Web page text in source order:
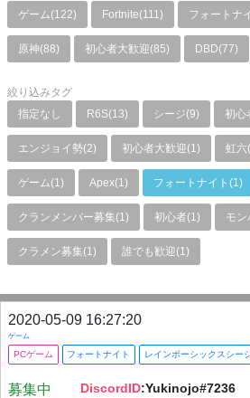
ゲーム(122) Fortnite(111) フォートナ
原神(88) 初心者大歓迎(85) DBD(77)
絞り込みタグ
指定なし
R6S(13) シージ(9) 初心
エンジョイ勢(2) 初心者大歓迎(1) 虹六
ゲーム(1) Apex(1) フォートナイト(1)
クランメンバー募集(1) 初心者(1) モ
クラメン募集(1) 誰でも歓迎(1)
2020-05-09 16:27:20
ゲーム
PCゲーム フォートナイト レインボーシックスシー
募集中 DiscordID:Yukinojo#7236